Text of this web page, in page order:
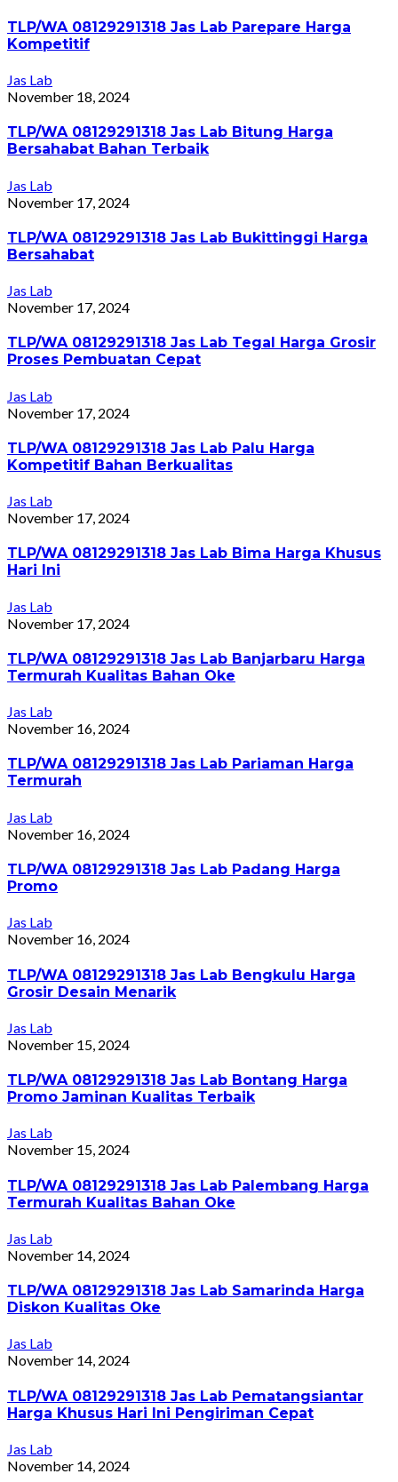
TLP/WA 08129291318 Jas Lab Parepare Harga
Kompetitif
Jas Lab
November 18, 2024
TLP/WA 08129291318 Jas Lab Bitung Harga
Bersahabat Bahan Terbaik
Jas Lab
November 17, 2024
TLP/WA 08129291318 Jas Lab Bukittinggi Harga
Bersahabat
Jas Lab
November 17, 2024
TLP/WA 08129291318 Jas Lab Tegal Harga Grosir
Proses Pembuatan Cepat
Jas Lab
November 17, 2024
TLP/WA 08129291318 Jas Lab Palu Harga
Kompetitif Bahan Berkualitas
Jas Lab
November 17, 2024
TLP/WA 08129291318 Jas Lab Bima Harga Khusus
Hari Ini
Jas Lab
November 17, 2024
TLP/WA 08129291318 Jas Lab Banjarbaru Harga
Termurah Kualitas Bahan Oke
Jas Lab
November 16, 2024
TLP/WA 08129291318 Jas Lab Pariaman Harga
Termurah
Jas Lab
November 16, 2024
TLP/WA 08129291318 Jas Lab Padang Harga
Promo
Jas Lab
November 16, 2024
TLP/WA 08129291318 Jas Lab Bengkulu Harga
Grosir Desain Menarik
Jas Lab
November 15, 2024
TLP/WA 08129291318 Jas Lab Bontang Harga
Promo Jaminan Kualitas Terbaik
Jas Lab
November 15, 2024
TLP/WA 08129291318 Jas Lab Palembang Harga
Termurah Kualitas Bahan Oke
Jas Lab
November 14, 2024
TLP/WA 08129291318 Jas Lab Samarinda Harga
Diskon Kualitas Oke
Jas Lab
November 14, 2024
TLP/WA 08129291318 Jas Lab Pematangsiantar
Harga Khusus Hari Ini Pengiriman Cepat
Jas Lab
November 14, 2024